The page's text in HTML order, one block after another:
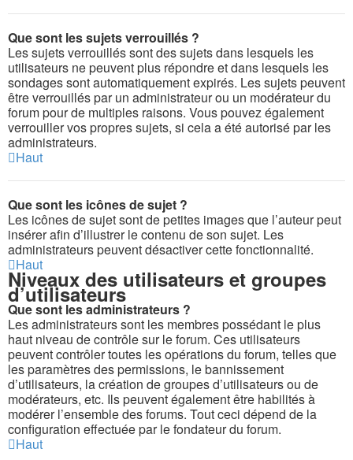
Que sont les sujets verrouillés ?
Les sujets verrouillés sont des sujets dans lesquels les
utilisateurs ne peuvent plus répondre et dans lesquels les
sondages sont automatiquement expirés. Les sujets peuvent
être verrouillés par un administrateur ou un modérateur du
forum pour de multiples raisons. Vous pouvez également
verrouiller vos propres sujets, si cela a été autorisé par les
administrateurs.
Haut
Que sont les icônes de sujet ?
Les icônes de sujet sont de petites images que l’auteur peut
insérer afin d’illustrer le contenu de son sujet. Les
administrateurs peuvent désactiver cette fonctionnalité.
Haut
Niveaux des utilisateurs et groupes
d’utilisateurs
Que sont les administrateurs ?
Les administrateurs sont les membres possédant le plus
haut niveau de contrôle sur le forum. Ces utilisateurs
peuvent contrôler toutes les opérations du forum, telles que
les paramètres des permissions, le bannissement
d’utilisateurs, la création de groupes d’utilisateurs ou de
modérateurs, etc. Ils peuvent également être habilités à
modérer l’ensemble des forums. Tout ceci dépend de la
configuration effectuée par le fondateur du forum.
Haut